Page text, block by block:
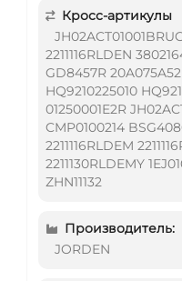
Кросс-артикулы
2211116RLDEN
GD8457R
HQ9210225010
01250001E2R
CMP0100214
2211116RLDEM
2211130RLDEMY
ZHN11132
Производитель:
JORDEN